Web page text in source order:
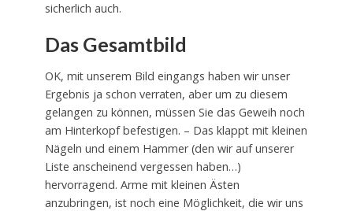
sicherlich auch.
Das Gesamtbild
OK, mit unserem Bild eingangs haben wir unser
Ergebnis ja schon verraten, aber um zu diesem
gelangen zu können, müssen Sie das Geweih noch
am Hinterkopf befestigen. – Das klappt mit kleinen
Nägeln und einem Hammer (den wir auf unserer
Liste anscheinend vergessen haben…)
hervorragend. Arme mit kleinen Ästen
anzubringen, ist noch eine Möglichkeit, die wir uns